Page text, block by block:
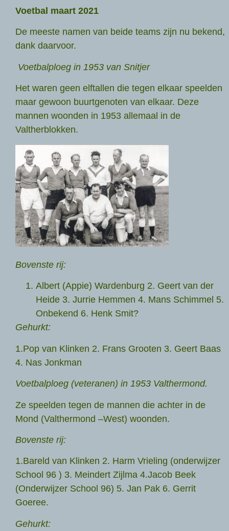
Voetbal maart 2021
De meeste namen van beide teams zijn nu bekend,
dank daarvoor.
Voetbalploeg in 1953 van Snitjer
Het waren geen elftallen die tegen elkaar speelden
maar gewoon buurtgenoten van elkaar. Deze
mannen woonden in 1953 allemaal in de
Valtherblokken.
Bovenste rij:
Albert (Appie) Wardenburg 2. Geert van der
Heide 3. Jurrie Hemmen 4. Mans Schimmel 5.
Onbekend 6. Henk Smit?
Gehurkt:
1.Pop van Klinken 2. Frans Grooten 3. Geert Baas
4. Nas Jonkman
Voetbalploeg (veteranen) in 1953 Valthermond.
Ze speelden tegen de mannen die achter in de
Mond (Valthermond –West) woonden.
Bovenste rij:
1.Bareld van Klinken 2. Harm Vrieling (onderwijzer
School 96 ) 3. Meindert Zijlma 4.Jacob Beek
(Onderwijzer School 96) 5. Jan Pak 6. Gerrit
Goeree.
Gehurkt: